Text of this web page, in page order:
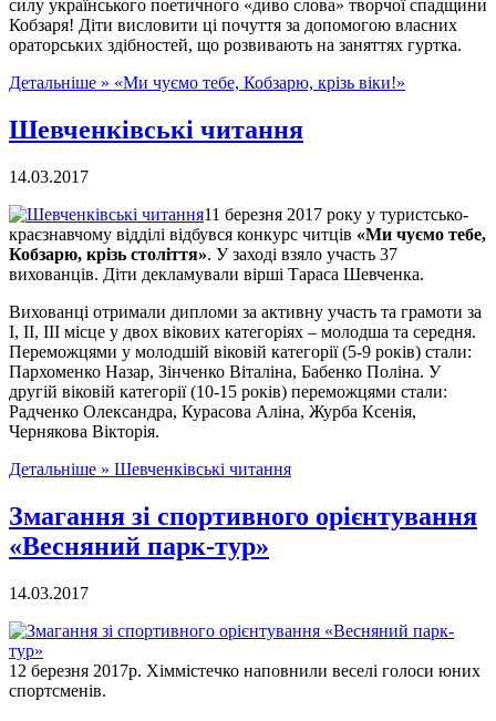
силу українського поетичного «диво слова» творчої спадщини
Кобзаря! Діти висловити ці почуття за допомогою власних
ораторських здібностей, що розвивають на заняттях гуртка.
Детальніше » «Ми чуємо тебе, Кобзарю, крізь віки!»
Шевченківські читання
14.03.2017
11 березня 2017 року у туристсько-
краєзнавчому відділі відбувся конкурс читців «Ми чуємо тебе,
Кобзарю, крізь століття». У заході взяло участь 37
вихованців. Діти декламували вірші Тараса Шевченка.
Вихованці отримали дипломи за активну участь та грамоти за
І, ІІ, ІІІ місце у двох вікових категоріях – молодша та середня.
Переможцями у молодшій віковій категорії (5-9 років) стали:
Пархоменко Назар, Зінченко Віталіна, Бабенко Поліна. У
другій віковій категорії (10-15 років) переможцями стали:
Радченко Олександра, Курасова Аліна, Журба Ксенія,
Чернякова Вікторія.
Детальніше » Шевченківські читання
Змагання зі спортивного орієнтування
«Весняний парк-тур»
14.03.2017
12 березня 2017р. Хіммістечко наповнили веселі голоси юних
спортсменів.